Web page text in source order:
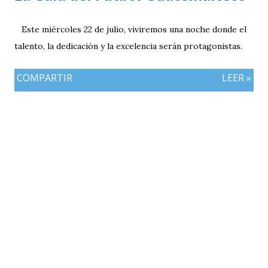
Este miércoles 22 de julio, viviremos una noche donde el
talento, la dedicación y la excelencia serán protagonistas.
COMPARTIR LEER »